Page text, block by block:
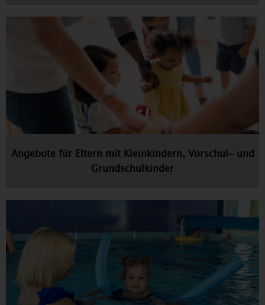
Angebote für Eltern mit Kleinkindern, Vorschul- und
Grundschulkinder